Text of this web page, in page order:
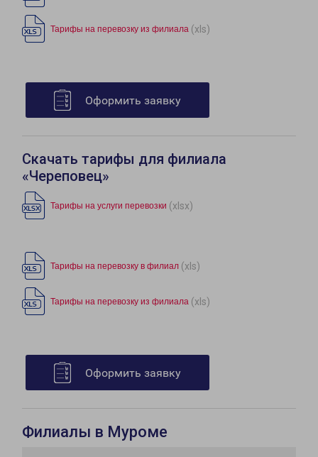
Тарифы на перевозку из филиала (xls)
Оформить заявку
Скачать тарифы для филиала
«Череповец»
Тарифы на услуги перевозки (xlsx)
Тарифы на перевозку в филиал (xls)
Тарифы на перевозку из филиала (xls)
Оформить заявку
Филиалы в Муроме